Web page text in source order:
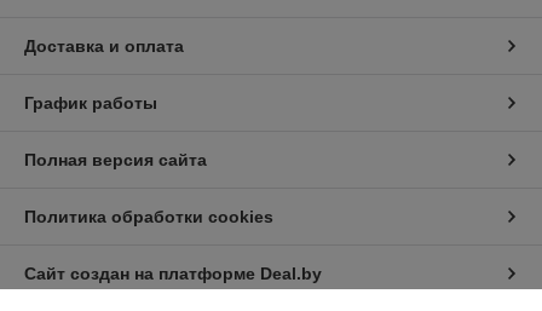
Доставка и оплата
График работы
Полная версия сайта
Политика обработки cookies
Сайт создан на платформе Deal.by